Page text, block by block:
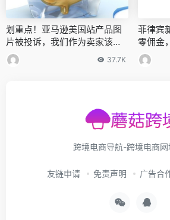
划重点！亚马逊美国站产品图
片被投诉，我们作为卖家该怎
么应对？
37.7K
菲律宾
零佣金
跨境电商导航-跨境电商
友链申请 免责声明 广告合